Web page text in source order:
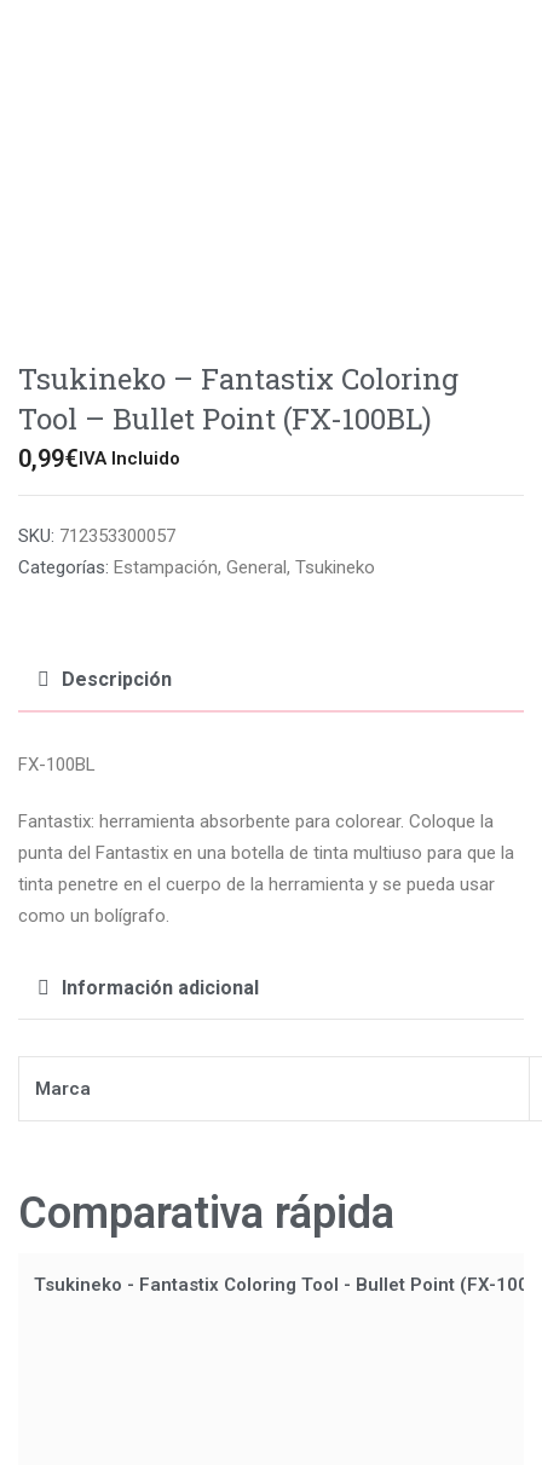
Tsukineko – Fantastix Coloring
Tool – Bullet Point (FX-100BL)
0,99€IVA Incluido
SKU: 712353300057
Categorías: Estampación, General, Tsukineko
Descripción
FX-100BL
Fantastix: herramienta absorbente para colorear. Coloque la
punta del Fantastix en una botella de tinta multiuso para que la
tinta penetre en el cuerpo de la herramienta y se pueda usar
como un bolígrafo.
Información adicional
Marca
Comparativa rápida
Tsukineko - Fantastix Coloring Tool - Bullet Point (FX-